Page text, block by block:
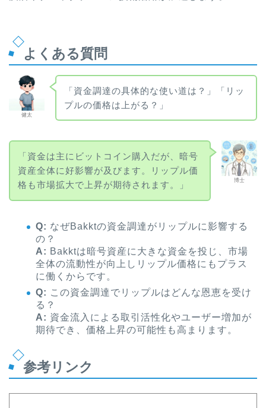
よくある質問
健太
「資金調達の具体的な使い道は？」「リッ
プルの価格は上がる？」
博士
「資金は主にビットコイン購入だが、暗号
資産全体に好影響が及びます。リップル価
格も市場拡大で上昇が期待されます。」
Q: なぜBakktの資金調達がリップルに影響する
の？
A: Bakktは暗号資産に大きな資金を投じ、市場
全体の流動性が向上しリップル価格にもプラス
に働くからです。
Q: この資金調達でリップルはどんな恩恵を受け
る？
A: 資金流入による取引活性化やユーザー増加が
期待でき、価格上昇の可能性も高まります。
参考リンク